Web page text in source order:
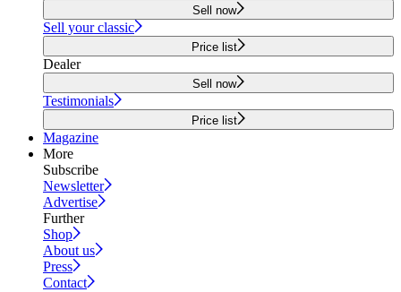
Sell now
Sell your classic
Price list
Dealer
Sell now
Testimonials
Price list
Magazine
More
Subscribe
Newsletter
Advertise
Further
Shop
About us
Press
Contact